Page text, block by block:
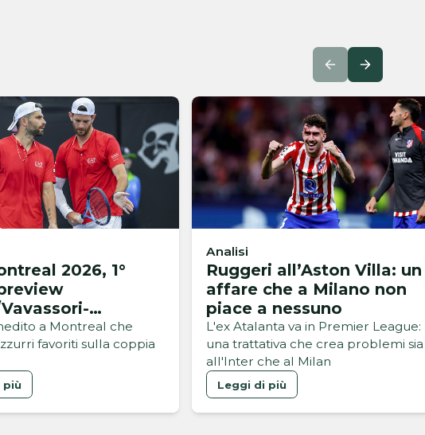
2026, 1°
a Montreal che
favoriti sulla coppia
più
Analisi
Ruggeri all’Aston Villa: un
affare che a Milano non
piace a nessuno
L'ex Atalanta va in Premier League:
una trattativa che crea problemi sia
all'Inter che al Milan
Leggi di più